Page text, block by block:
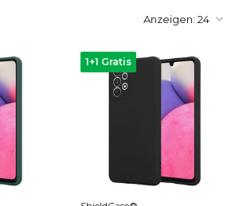
Anzeigen:
1+1 Gratis